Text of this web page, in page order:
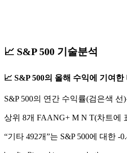
📈 S&P 500 기술분석
📈 S&P 500의 올해 수익에 기여
S&P 500의 연간 수익률(검은색 선
상위 8개 FAANG+ M N T(차트에
“기타 492개”는 S&P 500에 대한